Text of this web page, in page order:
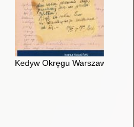
Kedyw Okręgu Warszawa